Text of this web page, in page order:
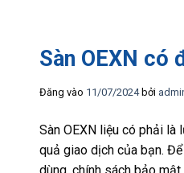
Sàn OEXN có
Đăng vào 11/07/2024 bởi
Sàn OEXN liệu có phải là
quả giao dịch của bạn.
dùng, chính sách bảo